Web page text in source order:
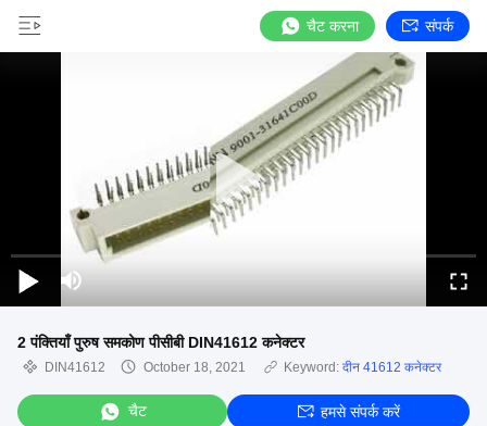
चैट करना संपर्क
2 पंक्तियाँ पुरुष समकोण पीसीबी DIN41612 कनेक्टर
DIN41612 October 18, 2021 Keyword: दीन 41612 कनेक्टर
चैट हमसे संपर्क करें